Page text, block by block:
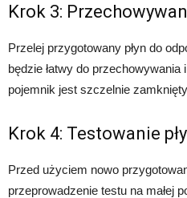
Krok 3:
Przelej przygotowany płyn do
będzie łatwy do
pojemnik jest szczelnie
Krok 4: Testowanie
Przed użyciem nowo
przeprowadzenie testu na małej